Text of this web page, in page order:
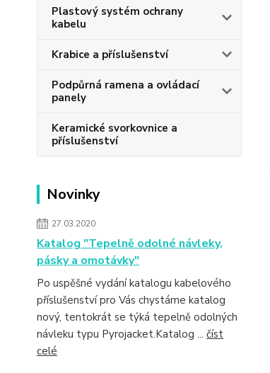
Plastový systém ochrany
kabelu
Krabice a příslušenství
Podpůrná ramena a ovládací
panely
Keramické svorkovnice a
příslušenství
Novinky
27.03.2020
Katalog "Tepelně odolné návleky,
pásky a omotávky"
Po uspěšné vydání katalogu kabelového
příslušenství pro Vás chystáme katalog
nový, tentokrát se týká tepelně odolných
návleku typu Pyrojacket.Katalog ... číst
celé